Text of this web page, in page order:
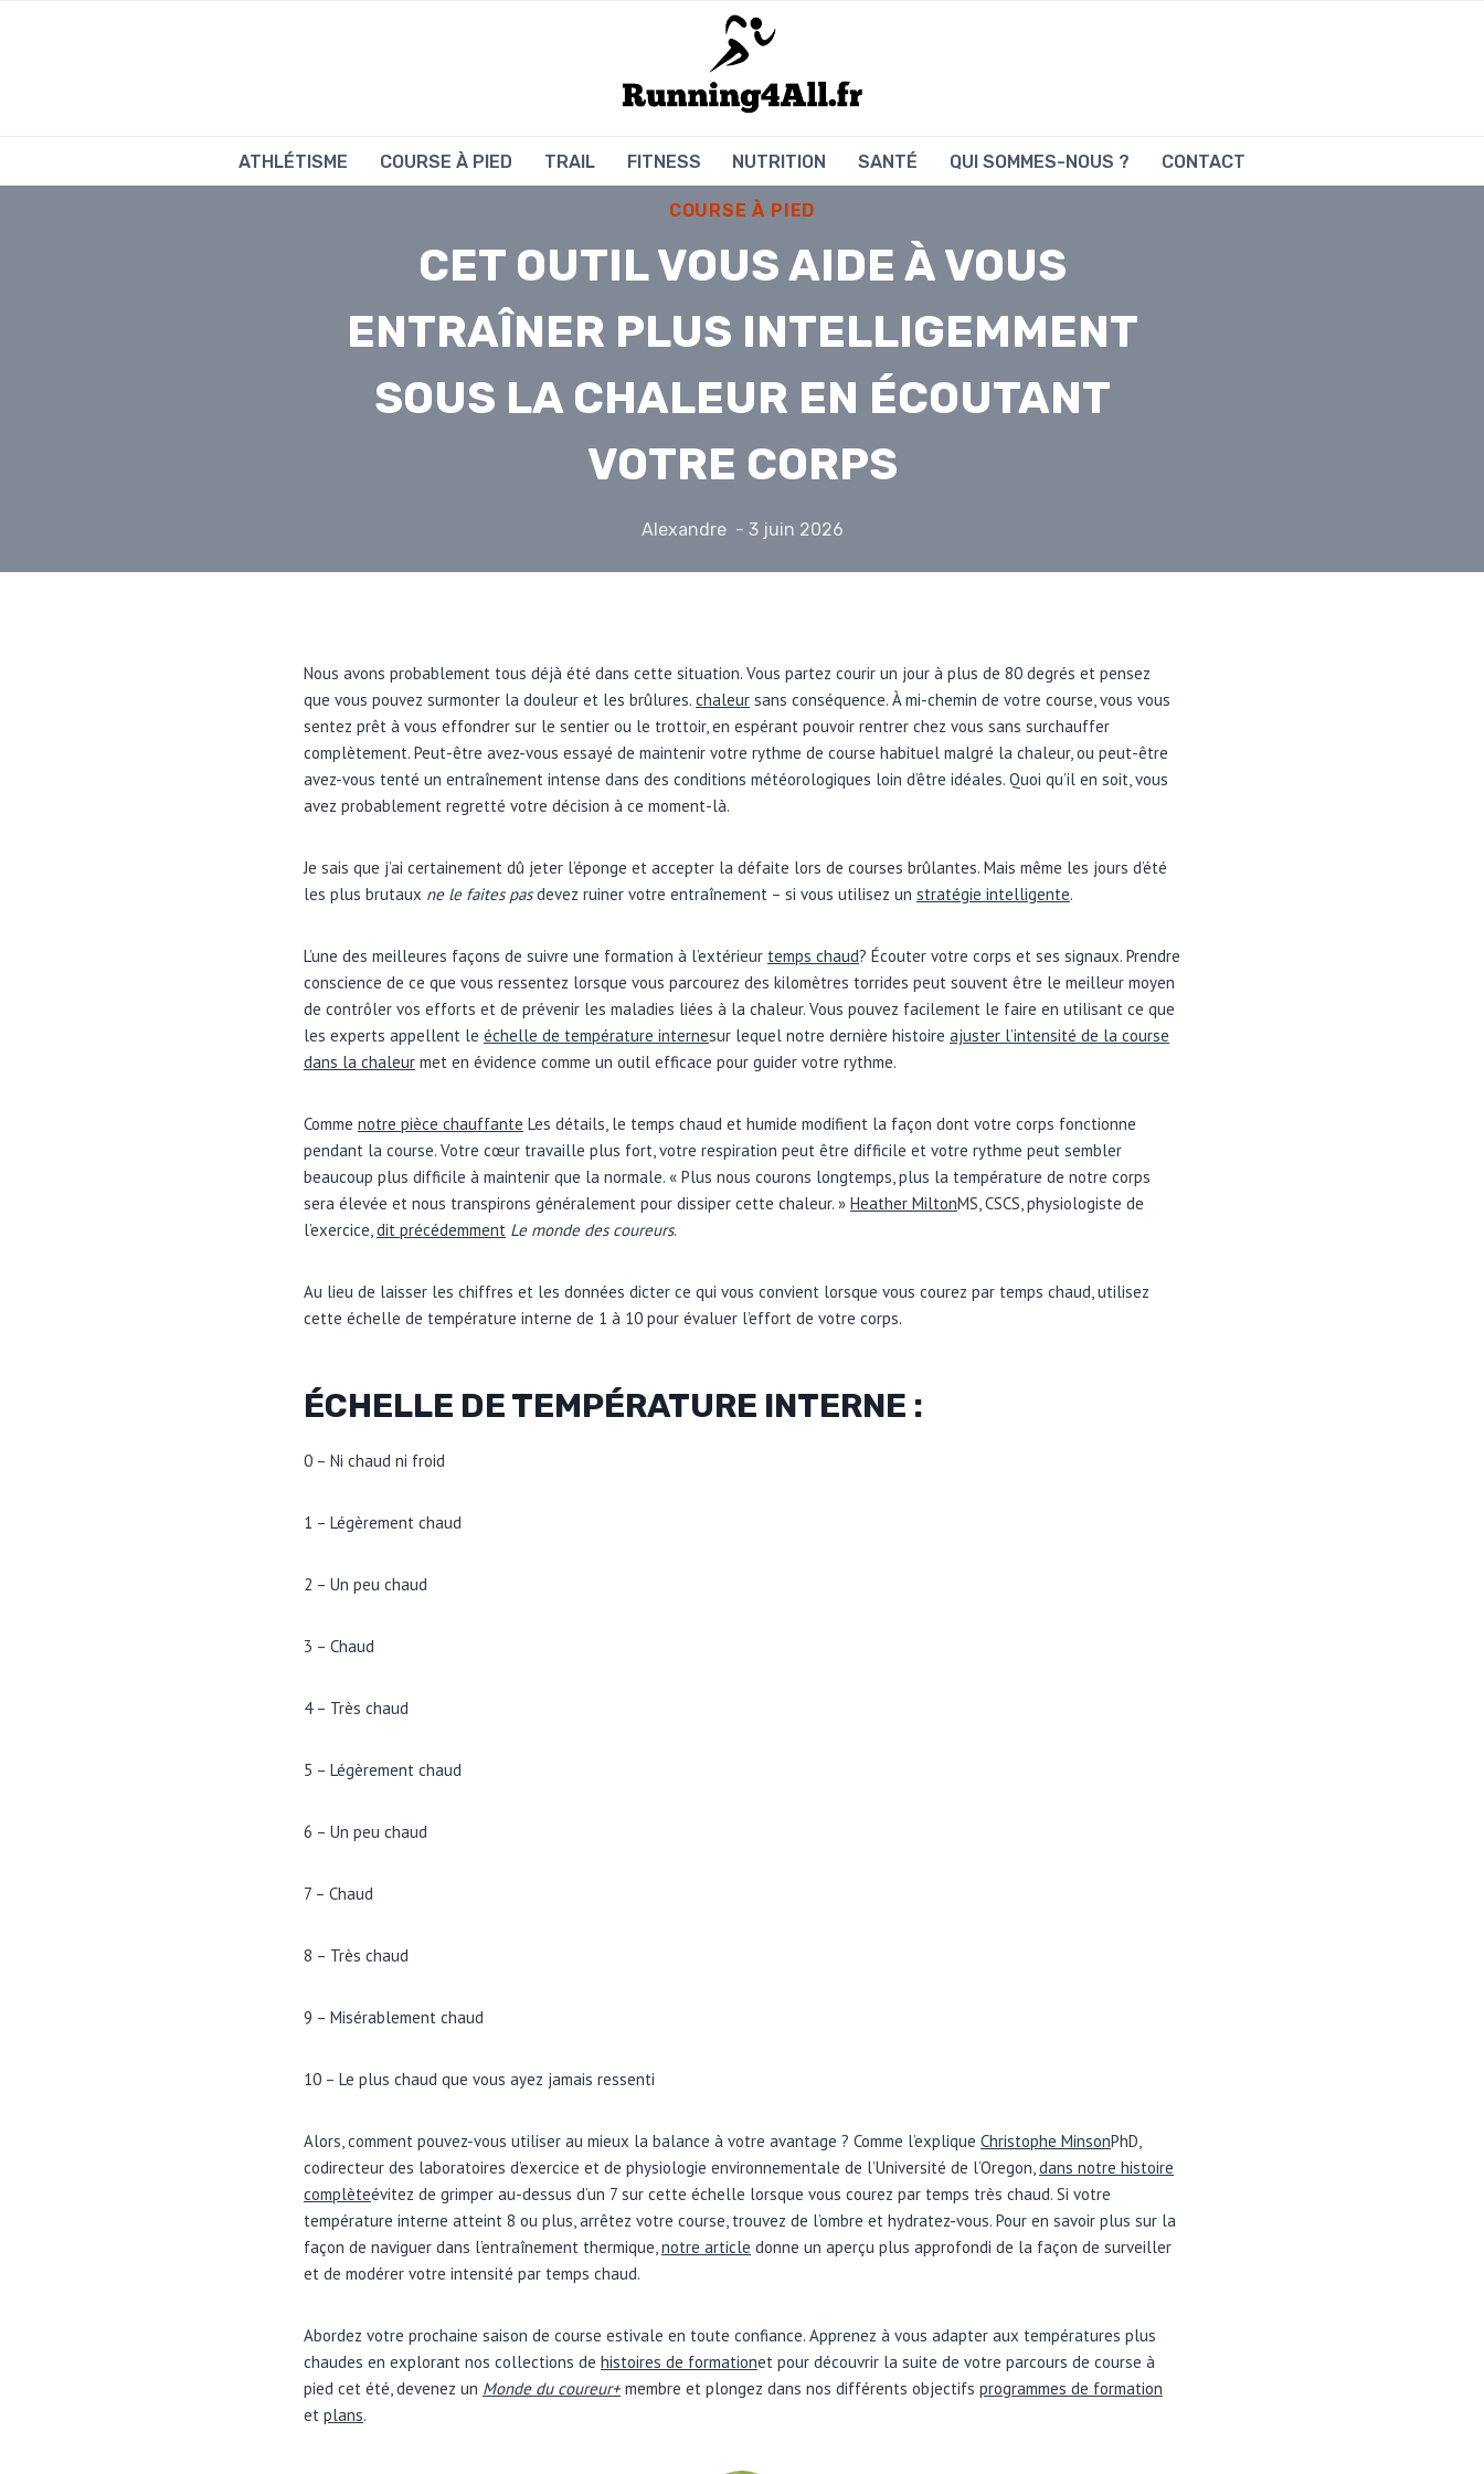
ATHLÉTISME COURSE À PIED TRAIL FITNESS NUTRITION SANTÉ QUI SOMMES-NOUS ? CONTACT
COURSE À PIED
CET OUTIL VOUS AIDE À VOUS
ENTRAÎNER PLUS INTELLIGEMMENT
SOUS LA CHALEUR EN ÉCOUTANT
VOTRE CORPS
Alexandre 3 juin 2026
Nous avons probablement tous déjà été dans cette situation. Vous partez courir un jour à plus de 80 degrés et pensez
que vous pouvez surmonter la douleur et les brûlures. chaleur sans conséquence. À mi-chemin de votre course, vous vous
sentez prêt à vous effondrer sur le sentier ou le trottoir, en espérant pouvoir rentrer chez vous sans surchauffer
complètement. Peut-être avez-vous essayé de maintenir votre rythme de course habituel malgré la chaleur, ou peut-être
avez-vous tenté un entraînement intense dans des conditions météorologiques loin d’être idéales. Quoi qu’il en soit, vous
avez probablement regretté votre décision à ce moment-là.
Je sais que j’ai certainement dû jeter l’éponge et accepter la défaite lors de courses brûlantes. Mais même les jours d’été
les plus brutaux ne le faites pasdevez ruiner votre entraînement – si vous utilisez un stratégie intelligente.
L’une des meilleures façons de suivre une formation à l’extérieur temps chaud? Écouter votre corps et ses signaux. Prendre
conscience de ce que vous ressentez lorsque vous parcourez des kilomètres torrides peut souvent être le meilleur moyen
de contrôler vos efforts et de prévenir les maladies liées à la chaleur. Vous pouvez facilement le faire en utilisant ce que
les experts appellent le échelle de température internesur lequel notre dernière histoire ajuster l’intensité de la course
dans la chaleur met en évidence comme un outil efficace pour guider votre rythme.
Comme notre pièce chauffante Les détails, le temps chaud et humide modifient la façon dont votre corps fonctionne
pendant la course. Votre cœur travaille plus fort, votre respiration peut être difficile et votre rythme peut sembler
beaucoup plus difficile à maintenir que la normale. « Plus nous courons longtemps, plus la température de notre corps
sera élevée et nous transpirons généralement pour dissiper cette chaleur. » Heather MiltonMS, CSCS, physiologiste de
l’exercice,dit précédemment Le monde des coureurs.
Au lieu de laisser les chiffres et les données dicter ce qui vous convient lorsque vous courez par temps chaud, utilisez
cette échelle de température interne de 1 à 10 pour évaluer l’effort de votre corps.
ÉCHELLE DE TEMPÉRATURE INTERNE :
0 – Ni chaud ni froid
1 – Légèrement chaud
2 – Un peu chaud
3 – Chaud
4 – Très chaud
5 – Légèrement chaud
6 – Un peu chaud
7 – Chaud
8 – Très chaud
9 – Misérablement chaud
10 – Le plus chaud que vous ayez jamais ressenti
Alors, comment pouvez-vous utiliser au mieux la balance à votre avantage ? Comme l’explique Christophe MinsonPhD,
codirecteur des laboratoires d’exercice et de physiologie environnementale de l’Université de l’Oregon,dans notre histoire
complèteévitez de grimper au-dessus d’un 7 sur cette échelle lorsque vous courez par temps très chaud. Si votre
température interne atteint 8 ou plus, arrêtez votre course, trouvez de l’ombre et hydratez-vous. Pour en savoir plus sur la
façon de naviguer dans l’entraînement thermique,notre article donne un aperçu plus approfondi de la façon de surveiller
et de modérer votre intensité par temps chaud.
Abordez votre prochaine saison de course estivale en toute confiance. Apprenez à vous adapter aux températures plus
chaudes en explorant nos collections de histoires de formationet pour découvrir la suite de votre parcours de course à
pied cet été, devenez un Monde du coureur+membre et plongez dans nos différents objectifs programmes de formation
et plans.